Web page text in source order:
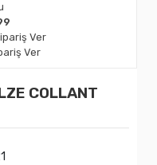
Ver
Ver
COLLANT